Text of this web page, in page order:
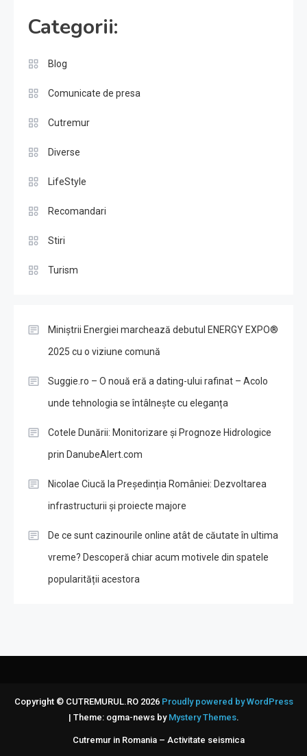
Categorii:
Blog
Comunicate de presa
Cutremur
Diverse
LifeStyle
Recomandari
Stiri
Turism
Miniștrii Energiei marchează debutul ENERGY EXPO®
2025 cu o viziune comună
Suggie.ro – O nouă eră a dating-ului rafinat – Acolo
unde tehnologia se întâlnește cu eleganța
Cotele Dunării: Monitorizare și Prognoze Hidrologice
prin DanubeAlert.com
Nicolae Ciucă la Președinția României: Dezvoltarea
infrastructurii și proiecte majore
De ce sunt cazinourile online atât de căutate în ultima
vreme? Descoperă chiar acum motivele din spatele
popularității acestora
Copyright © CUTREMURUL.RO 2026 Proudly powered by WordPress
| Theme: ogma-news by Mystery Themes.
Cutremur in Romania – Activitate seismica